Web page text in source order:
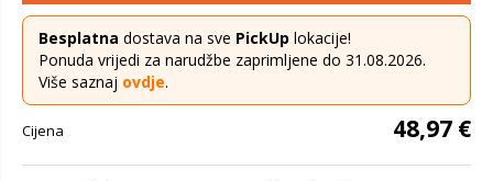
Besplatna dostava na sve PickUp lokacije!
Ponuda vrijedi za narudžbe zaprimljene do 31.08.2026.
Više saznaj ovdje.
Cijena 48,97 €